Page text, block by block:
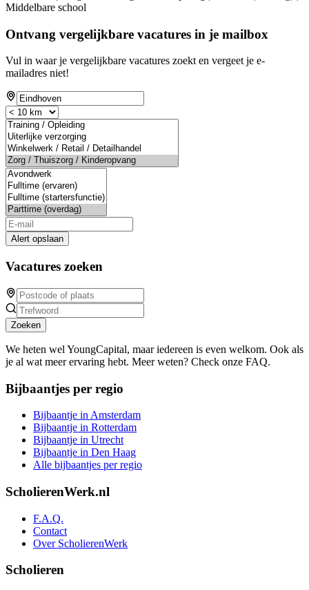
Middelbare school
Ontvang vergelijkbare vacatures in je mailbox
Vul in waar je vergelijkbare vacatures zoekt en vergeet je e-
mailadres niet!
Alert opslaan
Vacatures zoeken
Zoeken
We heten wel YoungCapital, maar iedereen is even welkom. Ook als
je al wat meer ervaring hebt. Meer weten? Check onze FAQ.
Bijbaantjes per regio
Bijbaantje in Amsterdam
Bijbaantje in Rotterdam
Bijbaantje in Utrecht
Bijbaantje in Den Haag
Alle bijbaantjes per regio
ScholierenWerk.nl
F.A.Q.
Contact
Over ScholierenWerk
Scholieren